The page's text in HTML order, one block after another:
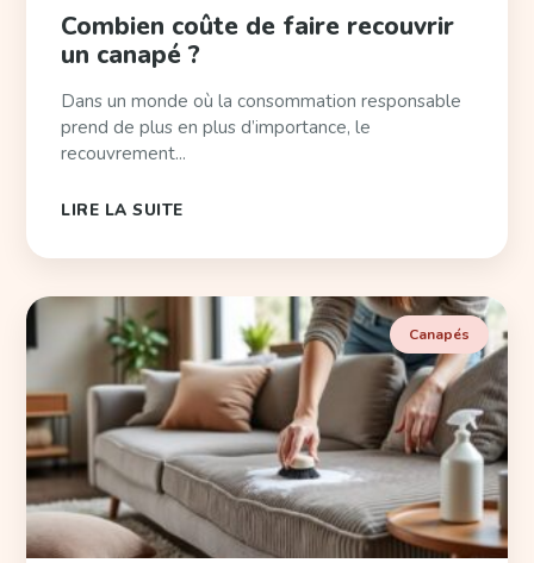
Combien coûte de faire recouvrir
un canapé ?
Dans un monde où la consommation responsable
prend de plus en plus d’importance, le
recouvrement...
LIRE LA SUITE
Canapés